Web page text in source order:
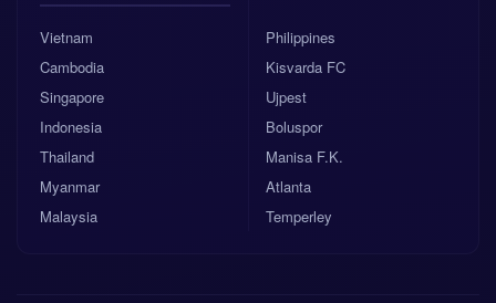
Vietnam
Cambodia
Singapore
Indonesia
Thailand
Myanmar
Malaysia
Philippines
Kisvarda FC
Ujpest
Boluspor
Manisa F.K.
Atlanta
Temperley